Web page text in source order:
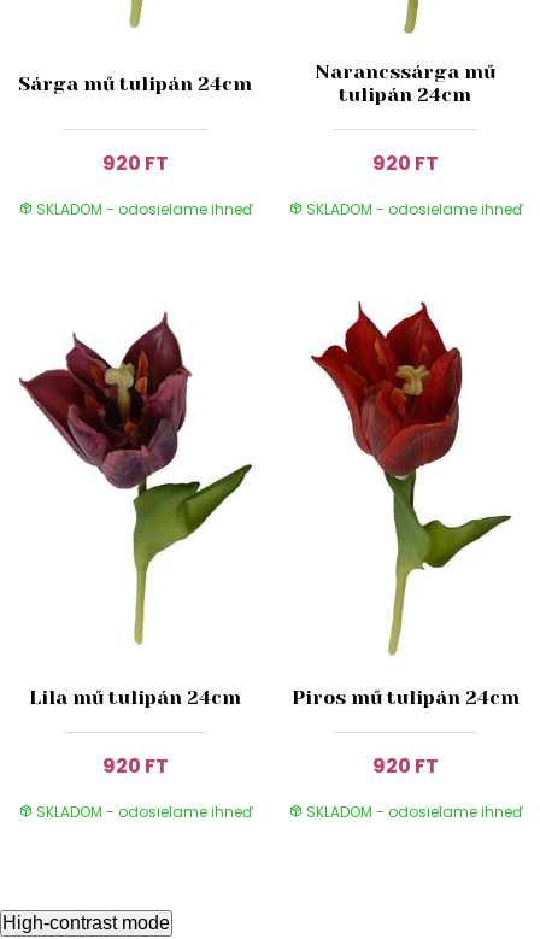
Sárga mű tulipán 24cm
920 FT
SKLADOM - odosielame ihneď
Narancssárga mű
tulipán 24cm
920 FT
SKLADOM - odosielame ihneď
Lila mű tulipán 24cm
920 FT
SKLADOM - odosielame ihneď
Piros mű tulipán 24cm
920 FT
SKLADOM - odosielame ihneď
High-contrast mode